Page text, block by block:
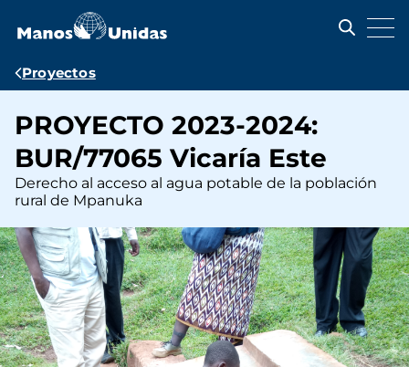
contenido
Ruta
navegación
Proyectos
PROYECTO 2023-2024:
BUR/77065 Vicaría Este
Derecho al acceso al agua potable de la población
rural de Mpanuka